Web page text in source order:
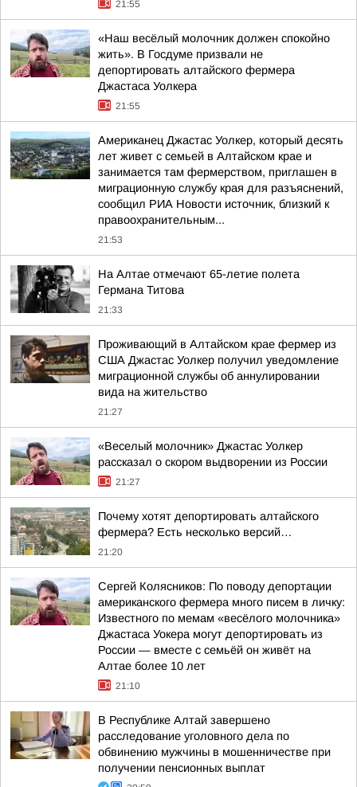
21:55
«Наш весёлый молочник должен спокойно
жить». В Госдуме призвали не
депортировать алтайского фермера
Джастаса Уолкера
21:55
Американец Джастас Уолкер, который десять
лет живет с семьей в Алтайском крае и
занимается там фермерством, приглашен в
миграционную службу края для разъяснений,
сообщил РИА Новости источник, близкий к
правоохранительным...
21:53
На Алтае отмечают 65-летие полета
Германа Титова
21:33
Проживающий в Алтайском крае фермер из
США Джастас Уолкер получил уведомление
миграционной службы об аннулировании
вида на жительство
21:27
«Веселый молочник» Джастас Уолкер
рассказал о скором выдворении из России
21:27
Почему хотят депортировать алтайского
фермера? Есть несколько версий…
21:20
Сергей Колясников: По поводу депортации
американского фермера много писем в личку:
Известного по мемам «весёлого молочника»
Джастаса Уокера могут депортировать из
России — вместе с семьёй он живёт на
Алтае более 10 лет
21:10
В Республике Алтай завершено
расследование уголовного дела по
обвинению мужчины в мошенничестве при
получении пенсионных выплат